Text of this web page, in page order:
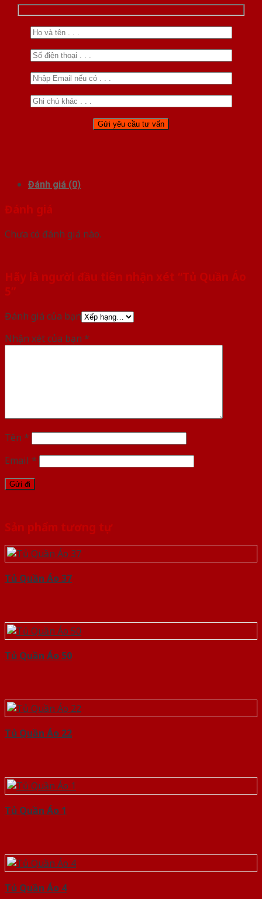
Đánh giá (0)
Đánh giá
Chưa có đánh giá nào.
Hãy là người đầu tiên nhận xét “Tủ Quần Áo
5”
Đánh giá của bạn
Nhận xét của bạn *
Tên *
Email *
Sản phẩm tương tự
Tủ Quần Áo 37
Tủ Quần Áo 50
Tủ Quần Áo 22
Tủ Quần Áo 1
Tủ Quần Áo 4